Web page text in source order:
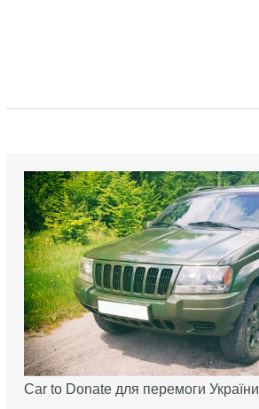
Car to Donate для перемоги України